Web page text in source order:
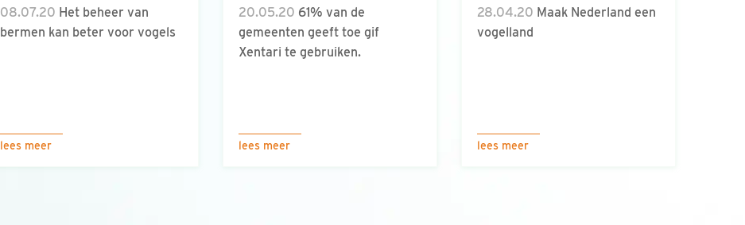
08.07.20 Het beheer van
bermen kan beter voor vogels
lees meer
20.05.20 61% van de
gemeenten geeft toe gif
Xentari te gebruiken.
lees meer
28.04.20 Maak Nederland een
vogelland
lees meer